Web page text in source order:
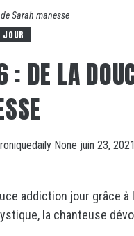
Sarah manesse
DE LA
None juin 23, 2021
addiction jour grâce
la chanteuse